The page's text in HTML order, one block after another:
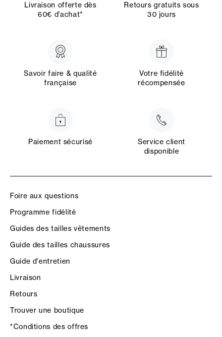
Livraison offerte dès
60€ d’achat*
Retours gratuits sous
30 jours
Savoir faire & qualité
française
Votre fidélité
récompensée
Paiement sécurisé
Service client
disponible
Foire aux questions
Programme fidélité
Guides des tailles vêtements
Guide des tailles chaussures
Guide d'entretien
Livraison
Retours
Trouver une boutique
*Conditions des offres